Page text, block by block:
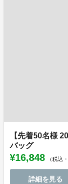
【先着50名様
バッグ
¥16,848 （税込
詳細を見る